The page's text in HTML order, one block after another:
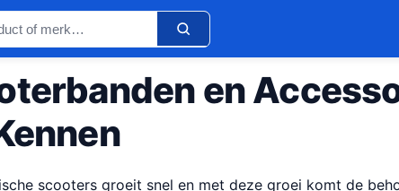
en
scooters groeit snel en met deze groei komt de